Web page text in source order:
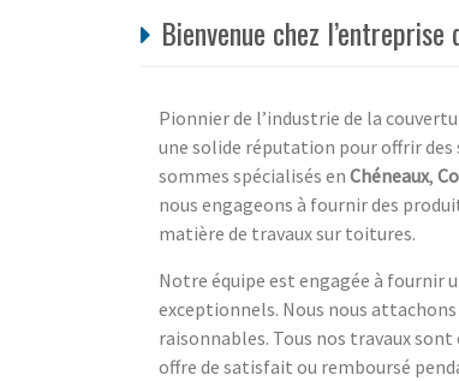
Bienvenue chez
Pionnier de l’industrie de la
une solide réputation pour offrir
sommes spécialisés en Chéneaux,
nous engageons à fournir des
matière de travaux sur toitures.
Notre équipe est engagée à fournir
exceptionnels. Nous nous
raisonnables. Tous nos travaux sont
offre de satisfait ou remboursé